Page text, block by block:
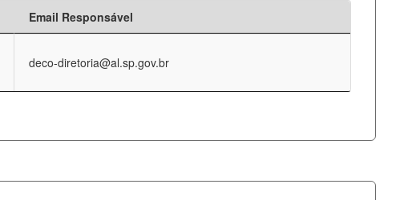
Email Responsável
deco-diretoria@al.sp.gov.br